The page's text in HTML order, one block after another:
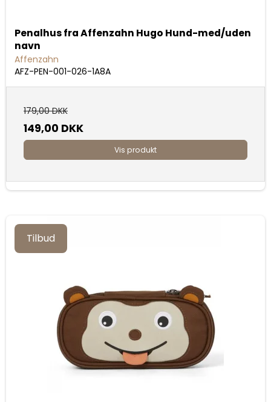
Penalhus fra Affenzahn Hugo Hund-med/uden
navn
Affenzahn
AFZ-PEN-001-026-1A8A
179,00 DKK
149,00 DKK
Vis produkt
Tilbud